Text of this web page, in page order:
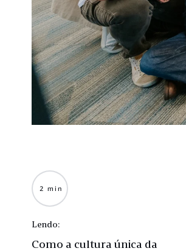
2 min
Lendo:
Como a cultura única da